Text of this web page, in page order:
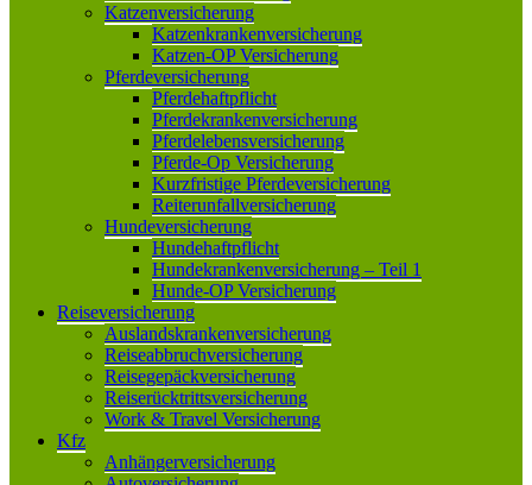
Katzenversicherung
Katzenkrankenversicherung
Katzen-OP Versicherung
Pferdeversicherung
Pferdehaftpflicht
Pferdekrankenversicherung
Pferdelebensversicherung
Pferde-Op Versicherung
Kurzfristige Pferdeversicherung
Reiterunfallversicherung
Hundeversicherung
Hundehaftpflicht
Hundekrankenversicherung – Teil 1
Hunde-OP Versicherung
Reiseversicherung
Auslandskrankenversicherung
Reiseabbruchversicherung
Reisegepäckversicherung
Reiserücktrittsversicherung
Work & Travel Versicherung
Kfz
Anhängerversicherung